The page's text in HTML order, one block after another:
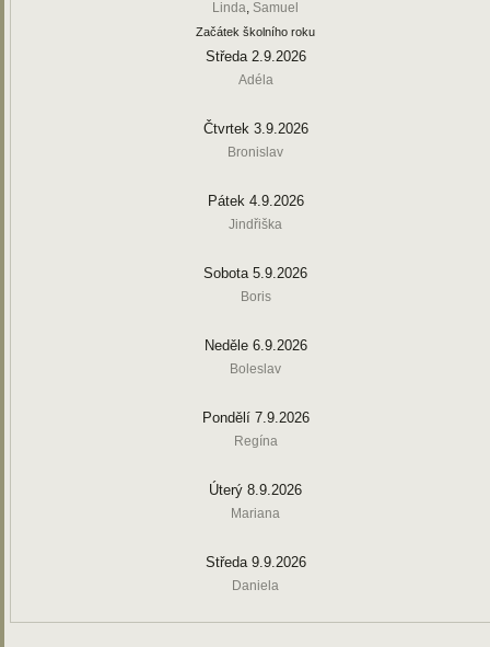
Linda, Samuel
Začátek školního roku
Středa 2.9.2026
Adéla
Čtvrtek 3.9.2026
Bronislav
Pátek 4.9.2026
Jindřiška
Sobota 5.9.2026
Boris
Neděle 6.9.2026
Boleslav
Pondělí 7.9.2026
Regína
Úterý 8.9.2026
Mariana
Středa 9.9.2026
Daniela